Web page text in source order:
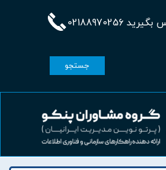
جستجو